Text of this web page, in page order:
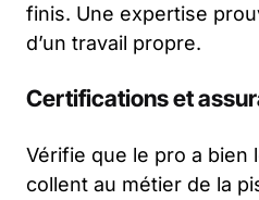
finis. Une expertise
d’un travail propre.
Certifications et
Vérifie que le pro a bien
collent au métier de la